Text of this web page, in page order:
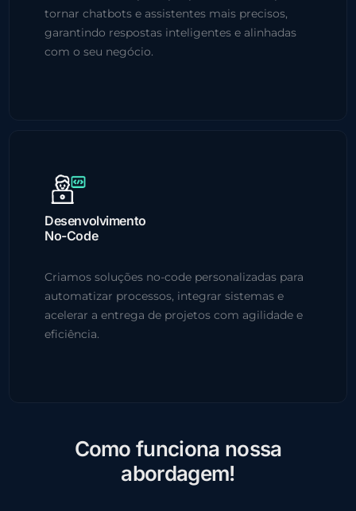
tornar chatbots e assistentes mais precisos,
garantindo respostas inteligentes e alinhadas
com o seu negócio.
Desenvolvimento
No-Code
Criamos soluções no-code personalizadas para
automatizar processos, integrar sistemas e
acelerar a entrega de projetos com agilidade e
eficiência.
Como funciona nossa
abordagem!